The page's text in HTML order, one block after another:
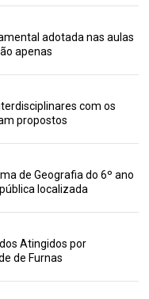
adotada nas aulas
apenas
com os
propostos
de Geografia do 6º ano
localizada
Atingidos por
de Furnas